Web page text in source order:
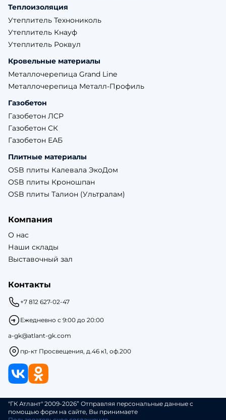
Теплоизоляция
Утеплитель Технониколь
Утеплитель Кнауф
Утеплитель Роквул
Кровельные материалы
Металлочерепица Grand Line
Металлочерепица Металл-Профиль
Газобетон
Газобетон ЛСР
Газобетон СК
Газобетон ЕАБ
Плитные материалы
OSB плиты Калевала ЭкоДом
OSB плиты Кроношпан
OSB плиты Талион (Ультралам)
Компания
О нас
Наши склады
Выставочный зал
Контакты
+7 812 627-02-47
Ежедневно с 9:00 до 20:00
a-gk@atlant-gk.com
пр-кт Просвещения, д.46 к1, оф.200
"ГК Атлант" 2009-2026” Отправляя персональные данные с
помощью форм на сайте, Вы принимаете